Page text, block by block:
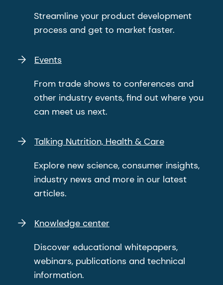
Streamline your product development
process and get to market faster.
Events
From trade shows to conferences and
other industry events, find out where you
can meet us next.
Talking Nutrition, Health & Care
Explore new science, consumer insights,
industry news and more in our latest
articles.
Knowledge center
Discover educational whitepapers,
webinars, publications and technical
information.